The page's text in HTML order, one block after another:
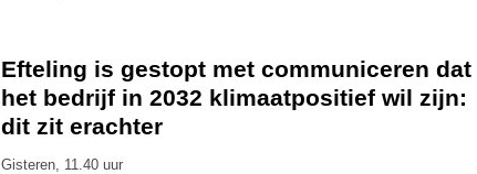
Efteling is gestopt met communiceren dat
het bedrijf in 2032 klimaatpositief wil zijn:
dit zit erachter
Gisteren, 11.40 uur